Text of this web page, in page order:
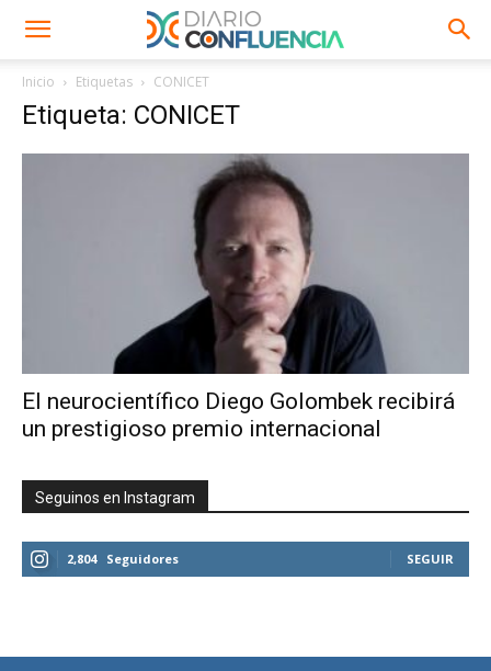
Inicio Etiquetas CONICET
Etiqueta: CONICET
El neurocientífico Diego Golombek recibirá
un prestigioso premio internacional
Seguinos en Instagram
2,804 Seguidores SEGUIR